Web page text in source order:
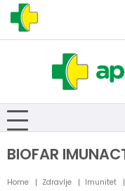
BIOFAR
Home Zdravlje Imunitet